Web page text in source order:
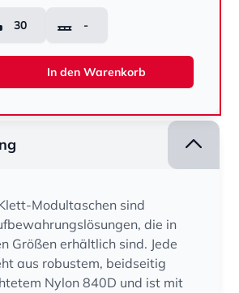
30 -
In den Warenkorb
Modultaschen sind
die in
Größen erhältlich sind. Jede
aus robustem, beidseitig
Nylon 840D und ist mit